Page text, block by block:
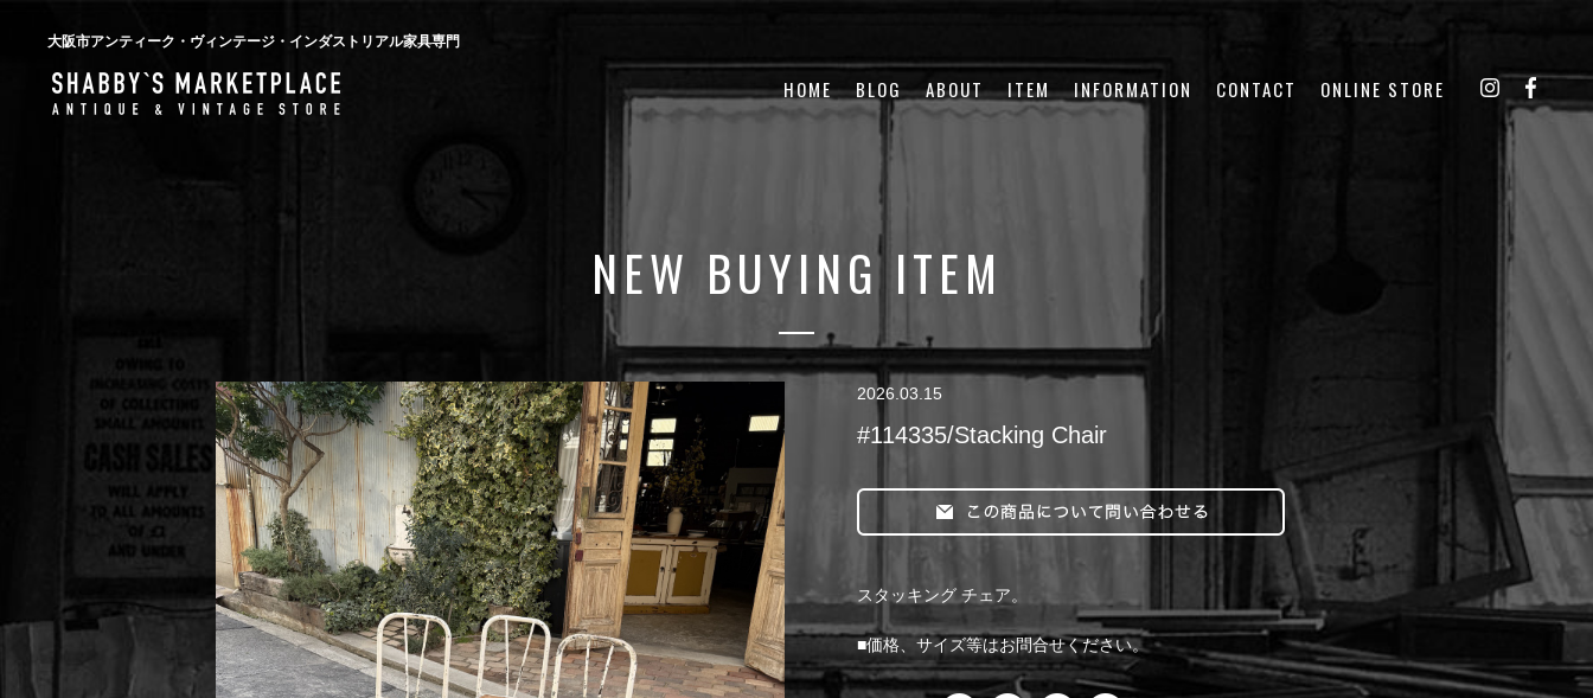
大阪市アンティーク・ヴィンテージ・インダストリアル家具専門
HOME BLOG ABOUT ITEM INFORMATION CONTACT ONLINE STORE
NEW BUYING ITEM
2026.03.15
#114335/Stacking Chair
スタッキング チェア。
■価格、サイズ等はお問合せください。